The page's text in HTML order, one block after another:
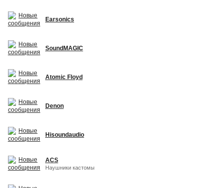
Earsonics
SoundMAGIC
Atomic Floyd
Denon
Hisoundaudio
ACS
Наушники кастомы